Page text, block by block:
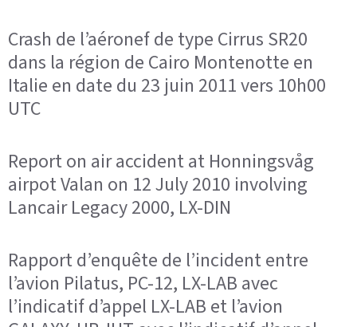
Crash de l’aéronef de type Cirrus SR20
dans la région de Cairo Montenotte en
Italie en date du 23 juin 2011 vers 10h00
UTC
Report on air accident at Honningsvåg
airpot Valan on 12 July 2010 involving
Lancair Legacy 2000, LX-DIN
Rapport d’enquête de l’incident entre
l’avion Pilatus, PC-12, LX-LAB avec
l’indicatif d’appel LX-LAB et l’avion